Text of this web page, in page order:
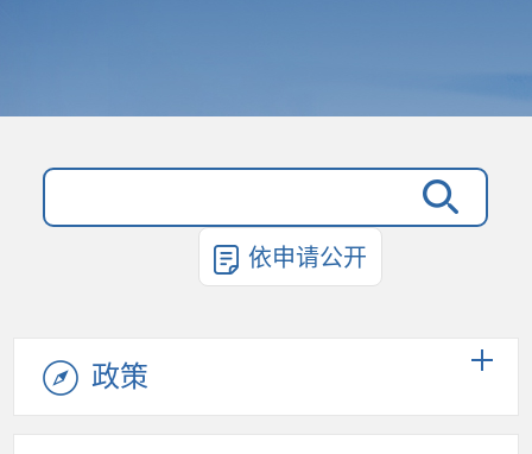
依申请公开
政策